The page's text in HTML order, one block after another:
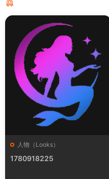
人物（Looks）
1780918225